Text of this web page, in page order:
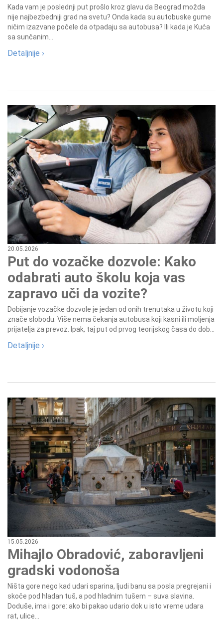
Kada vam je poslednji put prošlo kroz glavu da Beograd možda
nije najbezbedniji grad na svetu? Onda kada su autobuske gume
ničim izazvane počele da otpadaju sa autobusa? Ili kada je Kuća
sa sunčanim...
Detaljnije ›
20.05.2026
Put do vozačke dozvole: Kako
odabrati auto školu koja vas
zapravo uči da vozite?
Dobijanje vozačke dozvole je jedan od onih trenutaka u životu koji
znače slobodu. Više nema čekanja autobusa koji kasni ili moljenja
prijatelja za prevoz. Ipak, taj put od prvog teorijskog časa do dob...
Detaljnije ›
15.05.2026
Mihajlo Obradović, zaboravljeni
gradski vodonoša
Ništa gore nego kad udari sparina, ljudi banu sa posla pregrejani i
skoče pod hladan tuš, a pod hladnim tušem – suva slavina.
Doduše, ima i gore: ako bi pakao udario dok u isto vreme udara
rat, ulice...